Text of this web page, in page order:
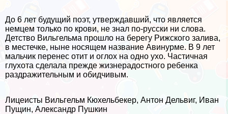
До 6 лет будущий поэт, утверждавший, что является
немцем только по крови, не знал по-русски ни слова.
Детство Вильгельма прошло на берегу Рижского залива,
в местечке, ныне носящем название Авинурме. В 9 лет
мальчик перенес отит и оглох на одно ухо. Частичная
глухота сделала прежде жизнерадостного ребенка
раздражительным и обидчивым.
Лицеисты Вильгельм Кюхельбекер, Антон Дельвиг, Иван
Пущин, Александр Пушкин